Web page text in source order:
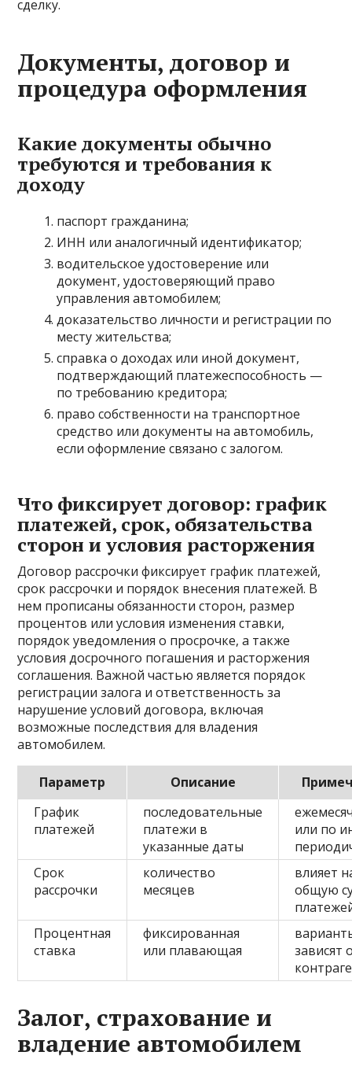
сделку.
Документы, договор и
процедура оформления
Какие документы обычно
требуются и требования к
доходу
паспорт гражданина;
ИНН или аналогичный идентификатор;
водительское удостоверение или
документ, удостоверяющий право
управления автомобилем;
доказательство личности и регистрации по
месту жительства;
справка о доходах или иной документ,
подтверждающий платежеспособность —
по требованию кредитора;
право собственности на транспортное
средство или документы на автомобиль,
если оформление связано с залогом.
Что фиксирует договор: график
платежей, срок, обязательства
сторон и условия расторжения
Договор рассрочки фиксирует график платежей,
срок рассрочки и порядок внесения платежей. В
нем прописаны обязанности сторон, размер
процентов или условия изменения ставки,
порядок уведомления о просрочке, а также
условия досрочного погашения и расторжения
соглашения. Важной частью является порядок
регистрации залога и ответственность за
нарушение условий договора, включая
возможные последствия для владения
автомобилем.
Параметр Описание
График
платежей
последовательные
платежи в
указанные даты
или по
Срок
рассрочки
количество
месяцев
влияет
общую
Процентная
ставка
фиксированная
или плавающая
зависят
Залог, страхование и
владение автомобилем